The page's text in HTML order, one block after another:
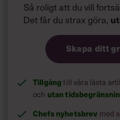
Så roligt att du vill
Det får du strax göra,
Skapa ditt
Tillgång till våra låsta
och utan
Chefs nyhetsbrev med